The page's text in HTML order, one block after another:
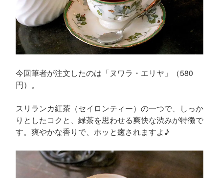
今回筆者が注文したのは「ヌワラ・エリヤ」（580
円）。
スリランカ紅茶（セイロンティー）の一つで、しっか
りとしたコクと、緑茶を思わせる爽快な渋みが特徴で
す。爽やかな香りで、ホッと癒されますよ♪